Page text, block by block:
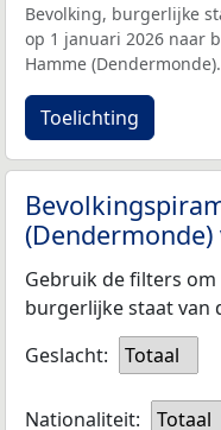
Bevolking, burgerlijke
op 1 januari 2026 naar
Hamme (Dendermonde).
Toelichting
Gebruik de filters
burgerlijke staat van
Geslacht:
Totaal
Nationaliteit: Totaal